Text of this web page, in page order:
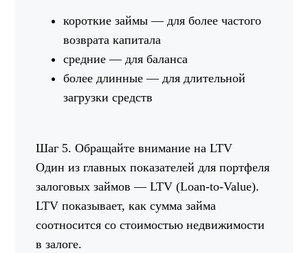
короткие займы — для более частого
возврата капитала
средние — для баланса
более длинные — для длительной
загрузки средств
Шаг 5. Обращайте внимание на LTV
Один из главных показателей для портфеля
залоговых займов — LTV (Loan-to-Value).
LTV показывает, как сумма займа
соотносится со стоимостью недвижимости
в залоге.